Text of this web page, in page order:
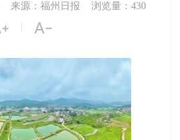
来源：福州日报 浏览量：430
| 